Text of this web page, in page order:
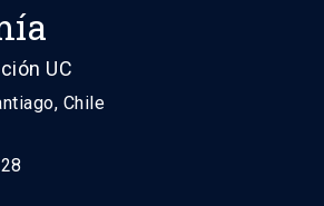
UC
Chile